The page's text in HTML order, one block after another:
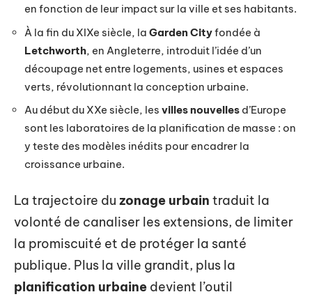
en fonction de leur impact sur la ville et ses habitants.
À la fin du XIXe siècle, la Garden Cityfondée à
Letchworth, en Angleterre, introduit l’idée d’un
découpage net entre logements, usines et espaces
verts, révolutionnant la conception urbaine.
Au début du XXe siècle, les villes nouvelles d’Europe
sont les laboratoires de la planification de masse : on
y teste des modèles inédits pour encadrer la
croissance urbaine.
La trajectoire du zonage urbain traduit la
volonté de canaliser les extensions, de limiter
la promiscuité et de protéger la santé
publique. Plus la ville grandit, plus la
planification urbaine devient l’outil